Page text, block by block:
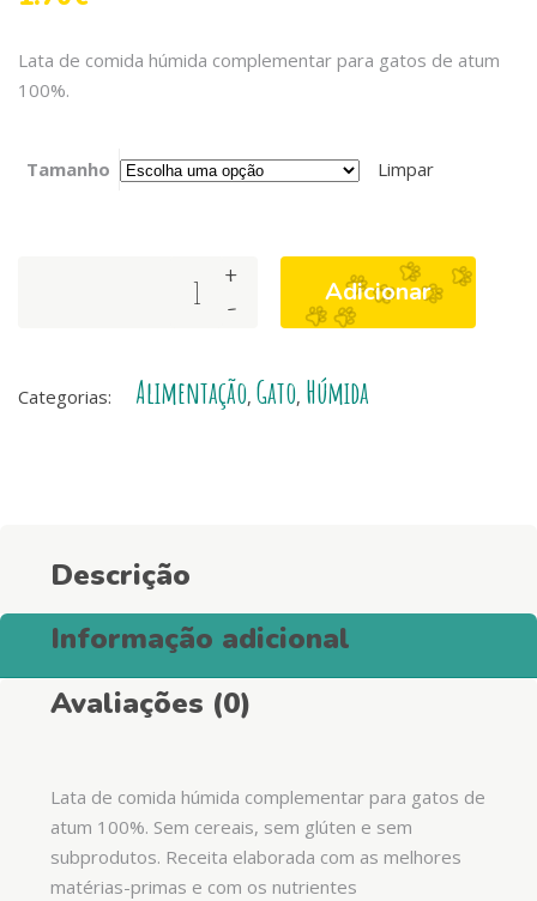
Lata de comida húmida complementar para gatos de atum
100%.
Tamanho Limpar
&
-
+ Adicionar
Categorias: Alimentação, Gato, Húmida
Descrição
Informação adicional
Avaliações (0)
Lata de comida húmida complementar para gatos de
atum 100%. Sem cereais, sem glúten e sem
subprodutos. Receita elaborada com as melhores
matérias-primas e com os nutrientes